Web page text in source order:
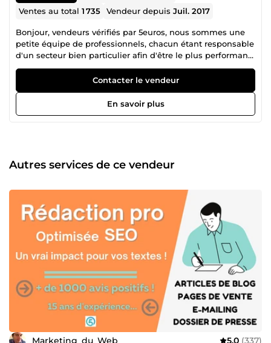
Ventes au total1 735 Vendeur depuisJuil. 2017
Bonjour, vendeurs vérifiés par 5euros, nous sommes une
petite équipe de professionnels, chacun étant responsable
d'un secteur bien particulier afin d'être le plus performant
possible. Pour ma part, je suis rédacteur web
professionnel depuis plus de 12 ans et consultant en
stratégies numériques. Un drh, un coach professionnel, un
concepteur de sites web et une assistante administrative
m'ont rejoint afin de vous proposer un ensemble de
travail à faire. Engagés et méticuleux, mon équipe et moi-
même ne faisons que du sur-mesure ! Vous avez besoin
être aidé(e) pour développer votre entreprise ou être mieux
vous-même ? Contactez-moi et nous trouverons une
solution pour répondre efficacement à votre demande !
Contacter le vendeur
En savoir plus
Autres services de ce vendeur
Marketing_du_Web 5,0 (337)